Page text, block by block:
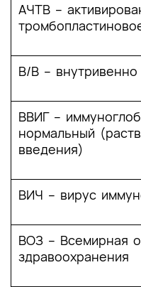
2. Диагностика
(группы
медицинские
2.1 Жалобы и анамнез
2.2 Физикальное
2.3 Лабораторные
исследования
исследования
3. Лечение, включая
АЧТВ –
В/В – внутривенно
ВВИГ –
нормальный
введения)
ВИЧ – вирус
ВОЗ – Всемирная
здравоохранения